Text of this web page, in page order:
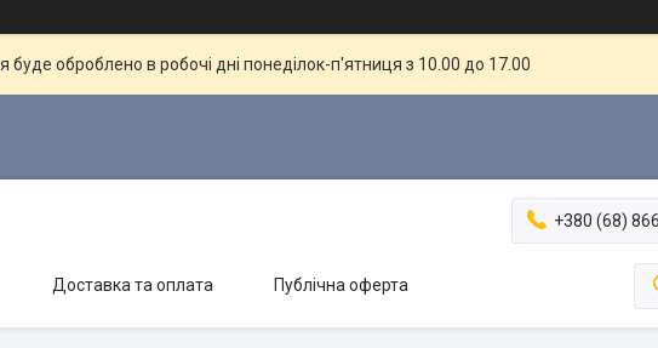
оброблено в робочі дні понеділок-п'ятниця з 10.00 до 17.00
+380 (68)
Доставка та оплата Публічна оферта